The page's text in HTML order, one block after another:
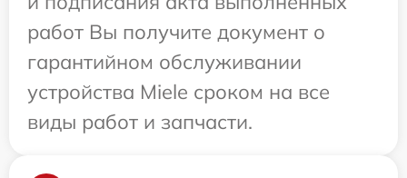
работ Вы получите документ о
гарантийном обслуживании
устройства Miele сроком на все
виды работ и запчасти.